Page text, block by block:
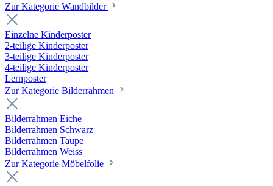
Zur Kategorie Wandbilder
Einzelne Kinderposter
2-teilige Kinderposter
3-teilige Kinderposter
4-teilige Kinderposter
Lernposter
Zur Kategorie Bilderrahmen
Bilderrahmen Eiche
Bilderrahmen Schwarz
Bilderrahmen Taupe
Bilderrahmen Weiss
Zur Kategorie Möbelfolie